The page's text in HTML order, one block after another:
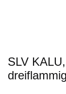
SLV
dreiflammig